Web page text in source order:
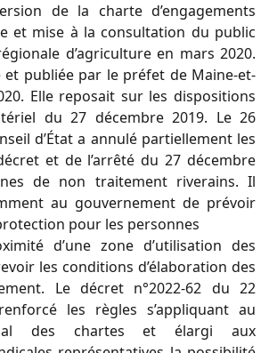
de la charte d’engagements
et mise à la consultation du public
d’agriculture en mars 2020.
et publiée par le préfet de Maine-et-
Elle reposait sur les dispositions
du 27 décembre 2019. Le 26
d’État a annulé partiellement les
et de l’arrêté du 27 décembre
de non traitement riverains. Il
au gouvernement de prévoir
pour les personnes
d’une zone d’utilisation des
les conditions d’élaboration des
Le décret n°2022-62 du 22
les règles s’appliquant au
des chartes et élargi aux